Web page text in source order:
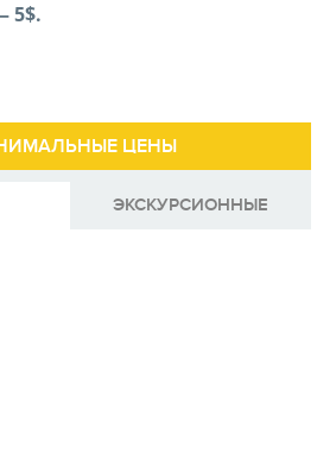
5$.
ЦЕНЫ
ЭКСКУРСИОННЫЕ